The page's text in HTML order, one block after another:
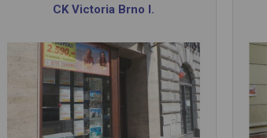
CK Victoria Brno I.